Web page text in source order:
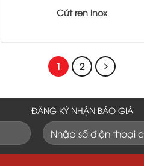
Cút ren inox
1 2
ĐĂNG KÝ NHẬN BÁO GIÁ